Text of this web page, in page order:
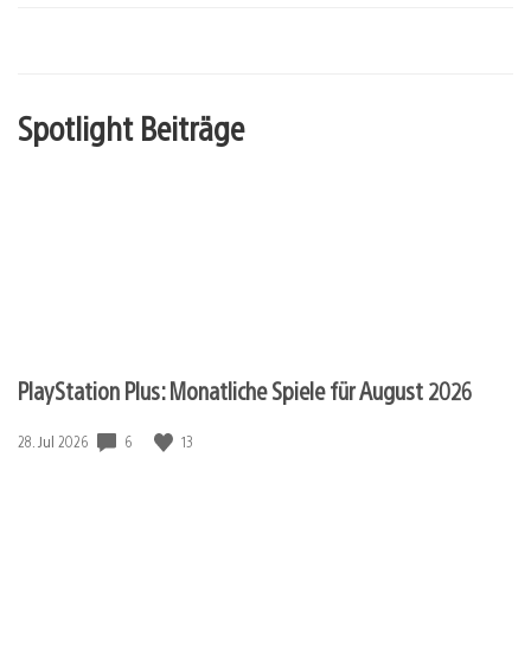
Spotlight Beiträge
PlayStation Plus: Monatliche Spiele für August 2026
Veröffentlichungsdatum:
28. Jul 2026 6 13